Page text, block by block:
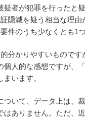
疑者が犯罪を行ったと
隠滅を疑う相当な理
件のうち少なくとも1
分かりやすいもので
人的な感想ですが、「
います。
ついて、データ上は、
はありません。ただ、